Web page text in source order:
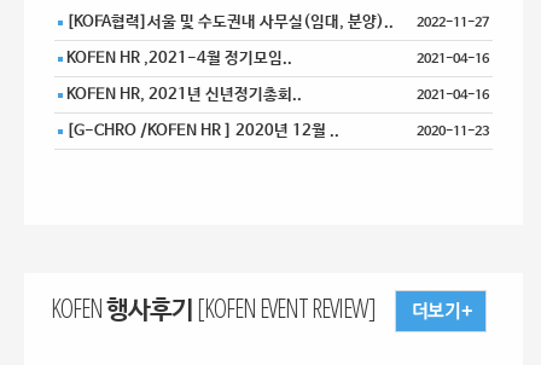
[KOFA협력]서울 및 수도권내 사무실(임대, 분양).. 2022-11-27
KOFEN HR ,2021-4월 정기모임.. 2021-04-16
KOFEN HR, 2021년 신년정기총회.. 2021-04-16
[G-CHRO /KOFEN HR ] 2020년 12월 .. 2020-11-23
KOFEN 행사후기 [KOFEN EVENT REVIEW]